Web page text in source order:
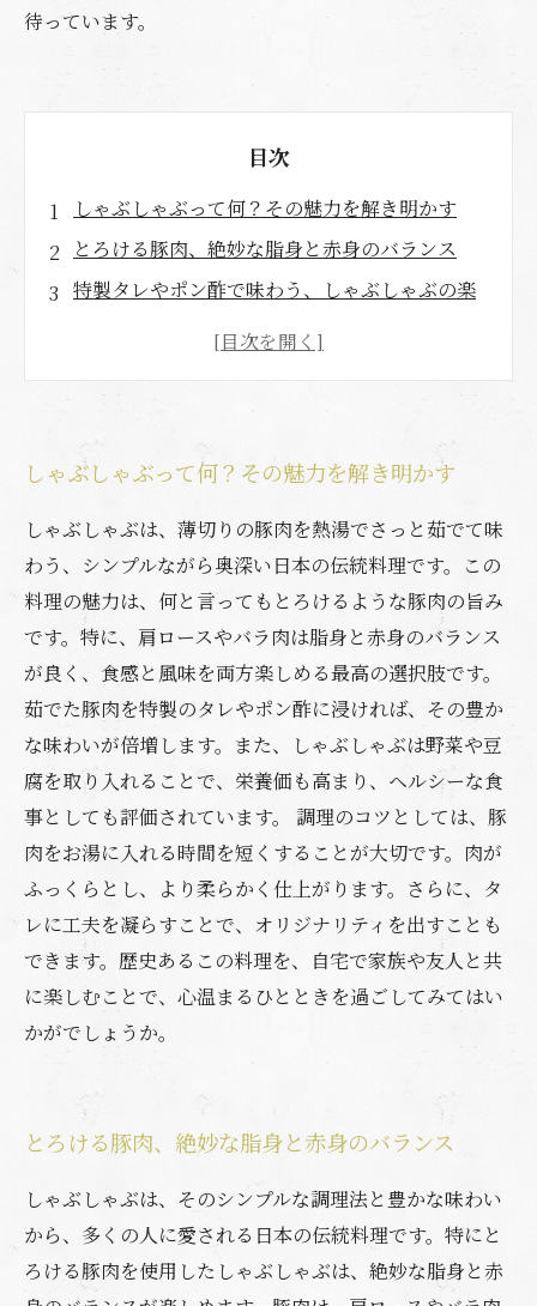
待っています。
目次
しゃぶしゃぶって何？その魅力を解き明かす
とろける豚肉、絶妙な脂身と赤身のバランス
特製タレやポン酢で味わう、しゃぶしゃぶの楽
友人や家族と囲む、しゃぶしゃぶを通じた楽し
いひととき
しゃぶしゃぶにぴったりな豚肉の部位とは
心も体も満たされる、しゃぶしゃぶの豊かな魅
力を再発見
しゃぶしゃぶって何？その魅力を解き明かす
しゃぶしゃぶは、薄切りの豚肉を熱湯でさっと茹でて味
わう、シンプルながら奥深い日本の伝統料理です。この
料理の魅力は、何と言ってもとろけるような豚肉の旨み
です。特に、肩ロースやバラ肉は脂身と赤身のバランス
が良く、食感と風味を両方楽しめる最高の選択肢です。
茹でた豚肉を特製のタレやポン酢に浸ければ、その豊か
な味わいが倍増します。また、しゃぶしゃぶは野菜や豆
腐を取り入れることで、栄養価も高まり、ヘルシーな食
事としても評価されています。 調理のコツとしては、豚
肉をお湯に入れる時間を短くすることが大切です。肉が
ふっくらとし、より柔らかく仕上がります。さらに、タ
レに工夫を凝らすことで、オリジナリティを出すことも
できます。歴史あるこの料理を、自宅で家族や友人と共
に楽しむことで、心温まるひとときを過ごしてみてはい
かがでしょうか。
とろける豚肉、絶妙な脂身と赤身のバランス
しゃぶしゃぶは、そのシンプルな調理法と豊かな味わい
から、多くの人に愛される日本の伝統料理です。特にと
ろける豚肉を使用したしゃぶしゃぶは、絶妙な脂身と赤